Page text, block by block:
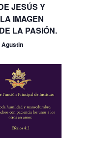
JESÚS Y
IMAGEN
LA PASIÓN.
Agustin